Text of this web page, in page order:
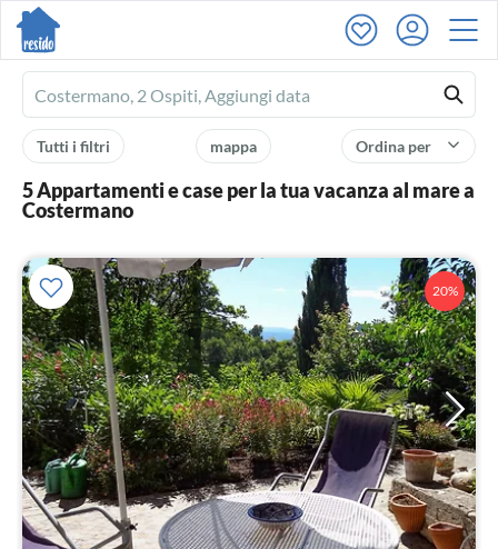
Ferienhausmiete
logo
Ordina per
mappa
Tutti i filtri
5 Appartamenti e case per la tua vacanza al mare a
Costermano
20%